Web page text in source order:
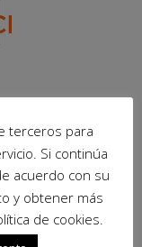
terceros para
Si continúa
acuerdo con su
y obtener más
de cookies.